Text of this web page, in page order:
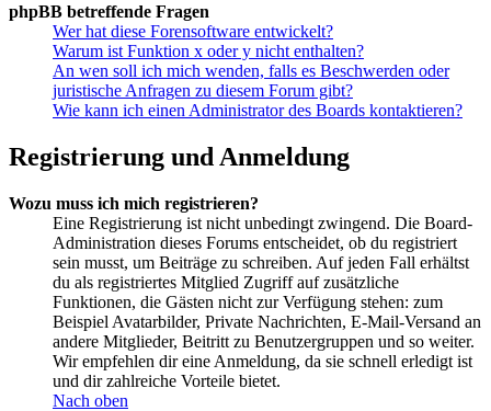
phpBB betreffende Fragen
Wer hat diese Forensoftware entwickelt?
Warum ist Funktion x oder y nicht enthalten?
An wen soll ich mich wenden, falls es Beschwerden oder
juristische Anfragen zu diesem Forum gibt?
Wie kann ich einen Administrator des Boards kontaktieren?
Registrierung und Anmeldung
Wozu muss ich mich registrieren?
Eine Registrierung ist nicht unbedingt zwingend. Die Board-
Administration dieses Forums entscheidet, ob du registriert
sein musst, um Beiträge zu schreiben. Auf jeden Fall erhältst
du als registriertes Mitglied Zugriff auf zusätzliche
Funktionen, die Gästen nicht zur Verfügung stehen: zum
Beispiel Avatarbilder, Private Nachrichten, E-Mail-Versand an
andere Mitglieder, Beitritt zu Benutzergruppen und so weiter.
Wir empfehlen dir eine Anmeldung, da sie schnell erledigt ist
und dir zahlreiche Vorteile bietet.
Nach oben